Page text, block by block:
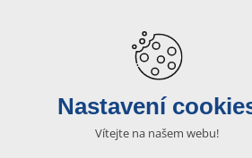
Nastavení
Vítejte na našem webu!